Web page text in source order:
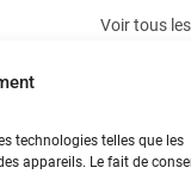
technologies telles que les
appareils. Le fait de
Voir tous